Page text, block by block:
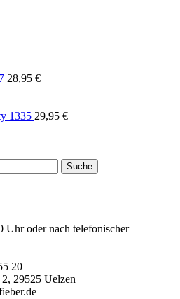
28,95 €
1335 29,95 €
Suche
Uhr oder nach telefonischer
20
29525 Uelzen